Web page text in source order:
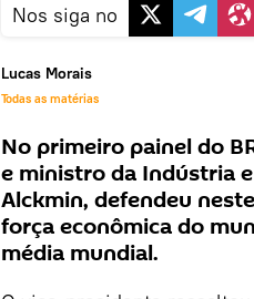
Nos siga no
Lucas Morais
Todas as matérias
No primeiro painel do
e ministro da Indústria
Alckmin, defendeu
força econômica do
média mundial.